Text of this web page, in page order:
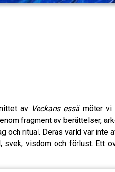
av Veckans essämöter vi
fragment av berättelser,
och ritual. Deras värld var
svek, visdom och förlust. Ett